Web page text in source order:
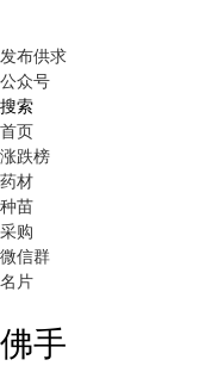
发布供求
公众号
搜索
首页
涨跌榜
药材
种苗
采购
微信群
名片
佛手